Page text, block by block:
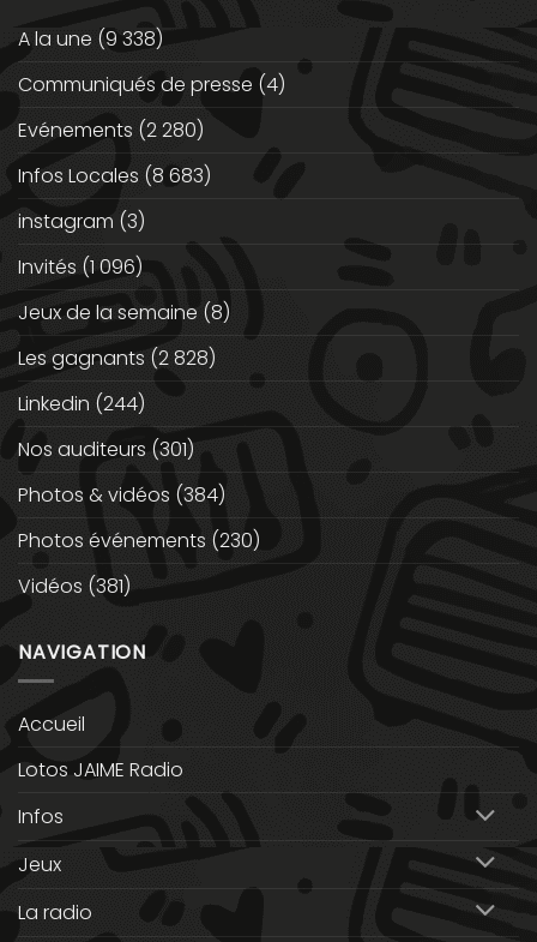
A la une (9 338)
Communiqués de presse (4)
Evénements (2 280)
Infos Locales (8 683)
instagram (3)
Invités (1 096)
Jeux de la semaine (8)
Les gagnants (2 828)
Linkedin (244)
Nos auditeurs (301)
Photos & vidéos (384)
Photos événements (230)
Vidéos (381)
NAVIGATION
Accueil
Lotos JAIME Radio
Infos
Jeux
La radio